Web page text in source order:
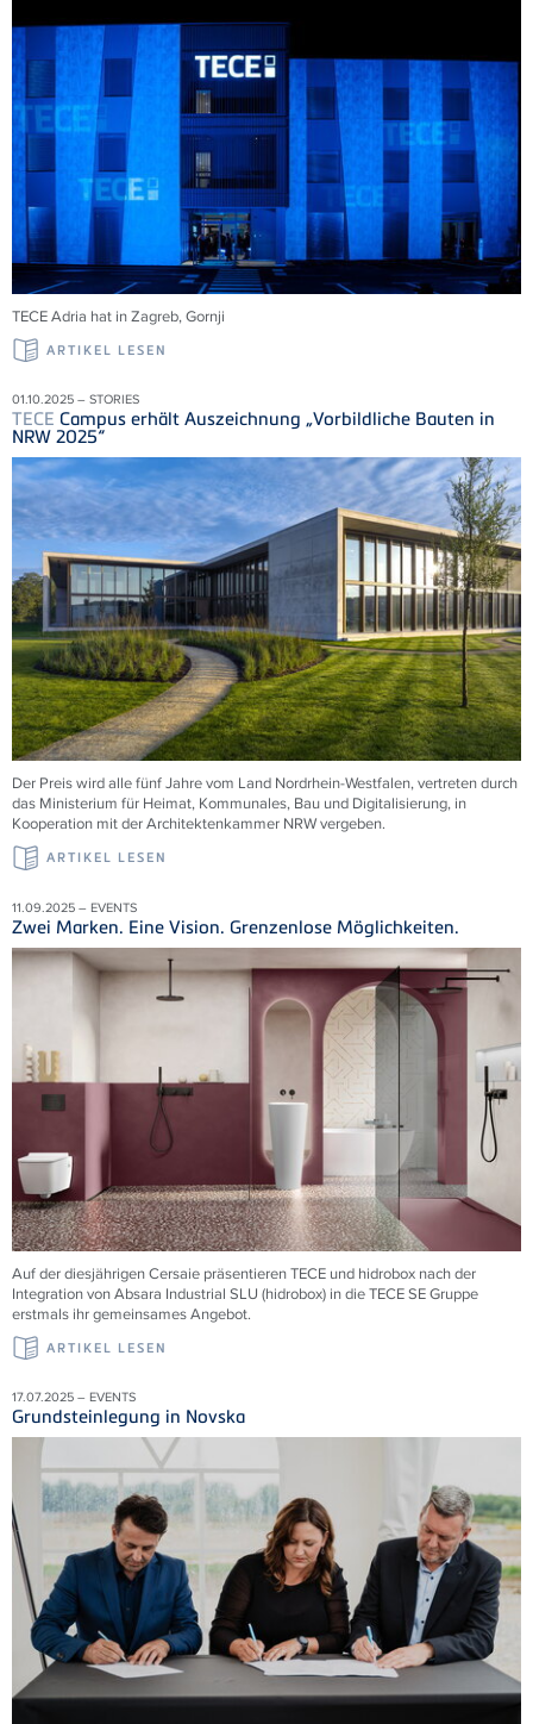
TECEAdria hat in Zagreb,Gornji
ARTIKEL LESEN
01.10.2025 – STORIES
TECE Campus erhält Auszeichnung „Vorbildliche Bauten in
NRW 2025“
Der Preis wird alle fünf Jahre vom Land Nordrhein-Westfalen, vertreten durch
das Ministerium für Heimat, Kommunales, Bau und Digitalisierung, in
Kooperation mit der Architektenkammer NRW vergeben.
ARTIKEL LESEN
11.09.2025 – EVENTS
Zwei Marken. Eine Vision. Grenzenlose Möglichkeiten.
Auf der diesjährigen Cersaie präsentieren TECE und hidrobox nach der
Integration von Absara Industrial SLU (hidrobox) in die TECE SE Gruppe
erstmals ihr gemeinsames Angebot.
ARTIKEL LESEN
17.07.2025 – EVENTS
Grundsteinlegung in Novska